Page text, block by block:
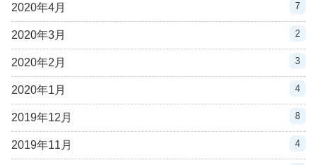
2020年4月 7
2020年3月 2
2020年2月 3
2020年1月 4
2019年12月 8
2019年11月 4